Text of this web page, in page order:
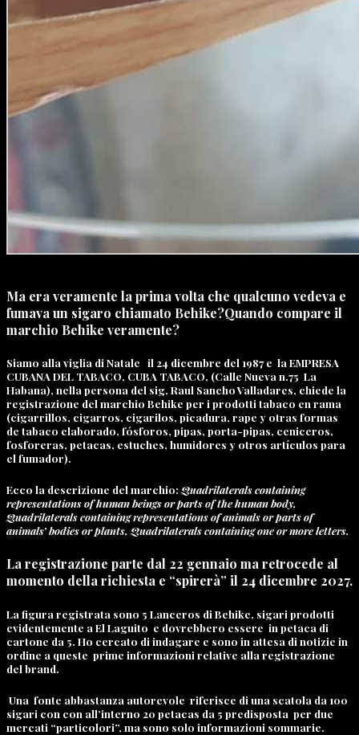
Ma era veramente la prima volta che qualcuno vedeva e
fumava un sigaro chiamato Behike?Quando compare il
marchio Behike veramente?
Siamo alla viglia di Natale il 24 dicembre del 1987 e la EMPRESA
CUBANA DEL TABACO, CUBA TABACO, (Calle Nueva n.75 La
Habana), nella persona del sig. Raul Sancho Valladares, chiede la
registrazione del marchio Behike per i prodotti tabaco en rama
(cigarrillos, cigarros, cigarilos, picadura, rape y otras formas
de tabaco elaborado, fósforos, pipas, porta-pipas, ceniceros,
fosforeras, petacas, estuches, humidores y otros artículos para
el fumador).
Ecco la descrizione del marchio:Quadrilaterals containing
representations of human beings or parts of the human body,
Quadrilaterals containing representations of animals or parts of
animals’ bodies or plants, Quadrilaterals containing one or more letters.
La registrazione parte dal 22 gennaio ma retrocede al
momento della richiesta e “spirerà” il 24 dicembre 2027.
La figura registrata sono 5 Lanceros di Behike, sigari prodotti
evidentemente a El Laguito e dovrebbero essere in petaca di
cartone da 5. Ho cercato di indagare e sono in attesa di notizie in
ordine a queste prime informazioni relative alla registrazione
del brand.
Una fonte abbastanza autorevole riferisce di una scatola da 100
sigari con con all’interno 20 petacas da 5 predisposta per due
mercati “particolori”, ma sono solo informazioni sommarie.